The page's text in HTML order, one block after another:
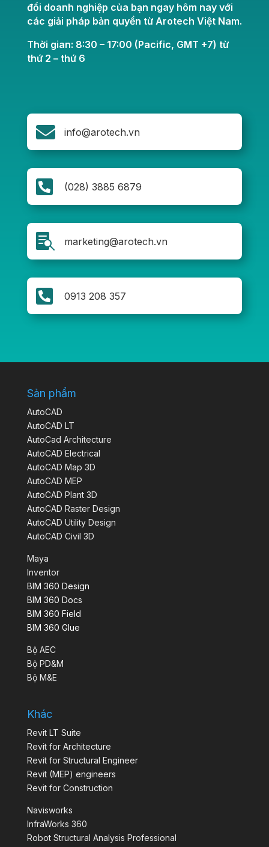
đổi doanh nghiệp của bạn ngay hôm nay với
các giải pháp bản quyền từ Arotech Việt Nam.
Thời gian: 8:30 – 17:00 (Pacific, GMT +7) từ
thứ 2 – thứ 6
 info@arotech.vn
 (028) 3885 6879
 marketing@arotech.vn
 0913 208 357
Sản phẩm
AutoCAD
AutoCAD LT
AutoCad Architecture
AutoCAD Electrical
AutoCAD Map 3D
AutoCAD MEP
AutoCAD Plant 3D
AutoCAD Raster Design
AutoCAD Utility Design
AutoCAD Civil 3D
Maya
Inventor
BIM 360 Design
BIM 360 Docs
BIM 360 Field
BIM 360 Glue
Bộ AEC
Bộ PD&M
Bộ M&E
Khác
Revit LT Suite
Revit for Architecture
Revit for Structural Engineer
Revit (MEP) engineers
Revit for Construction
Navisworks
InfraWorks 360
Robot Structural Analysis Professional